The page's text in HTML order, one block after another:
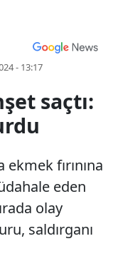
- 13:17
saçtı:
fırınına
eden
olay
saldırganı